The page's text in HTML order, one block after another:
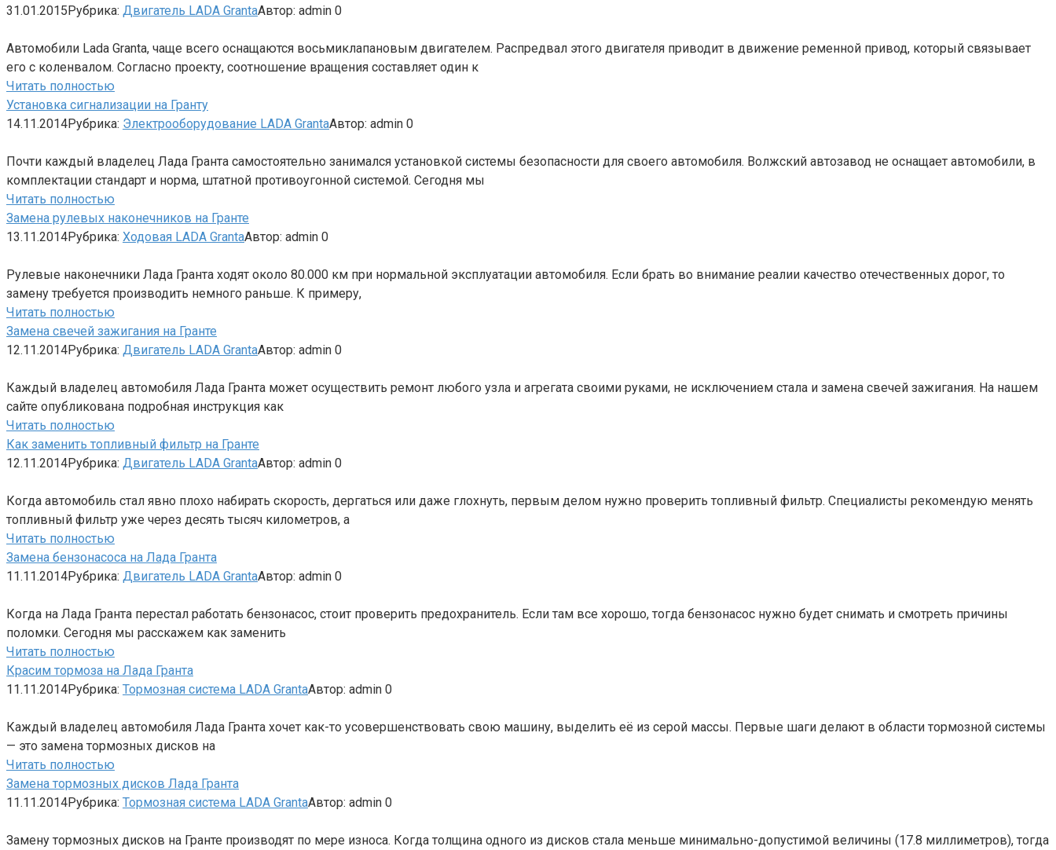
31.01.2015Рубрика: Двигатель LADA GrantaАвтор: admin 0
Автомобили Lada Granta, чаще всего оснащаются восьмиклапановым двигателем. Распредвал этого двигателя приводит в движение ременной привод, который связывает
его с коленвалом. Согласно проекту, соотношение вращения составляет один к
Читать полностью
Установка сигнализации на Гранту
14.11.2014Рубрика: Электрооборудование LADA GrantaАвтор: admin 0
Почти каждый владелец Лада Гранта самостоятельно занимался установкой системы безопасности для своего автомобиля. Волжский автозавод не оснащает автомобили, в
комплектации стандарт и норма, штатной противоугонной системой. Сегодня мы
Читать полностью
Замена рулевых наконечников на Гранте
13.11.2014Рубрика: Ходовая LADA GrantaАвтор: admin 0
Рулевые наконечники Лада Гранта ходят около 80.000 км при нормальной эксплуатации автомобиля. Если брать во внимание реалии качество отечественных дорог, то
замену требуется производить немного раньше. К примеру,
Читать полностью
Замена свечей зажигания на Гранте
12.11.2014Рубрика: Двигатель LADA GrantaАвтор: admin 0
Каждый владелец автомобиля Лада Гранта может осуществить ремонт любого узла и агрегата своими руками, не исключением стала и замена свечей зажигания. На нашем
сайте опубликована подробная инструкция как
Читать полностью
Как заменить топливный фильтр на Гранте
12.11.2014Рубрика: Двигатель LADA GrantaАвтор: admin 0
Когда автомобиль стал явно плохо набирать скорость, дергаться или даже глохнуть, первым делом нужно проверить топливный фильтр. Специалисты рекомендую менять
топливный фильтр уже через десять тысяч километров, а
Читать полностью
Замена бензонасоса на Лада Гранта
11.11.2014Рубрика: Двигатель LADA GrantaАвтор: admin 0
Когда на Лада Гранта перестал работать бензонасос, стоит проверить предохранитель. Если там все хорошо, тогда бензонасос нужно будет снимать и смотреть причины
поломки. Сегодня мы расскажем как заменить
Читать полностью
Красим тормоза на Лада Гранта
11.11.2014Рубрика: Тормозная система LADA GrantaАвтор: admin 0
Каждый владелец автомобиля Лада Гранта хочет как-то усовершенствовать свою машину, выделить её из серой массы. Первые шаги делают в области тормозной системы
— это замена тормозных дисков на
Читать полностью
Замена тормозных дисков Лада Гранта
11.11.2014Рубрика: Тормозная система LADA GrantaАвтор: admin 0
Замену тормозных дисков на Гранте производят по мере износа. Когда толщина одного из дисков стала меньше минимально-допустимой величины (17.8 миллиметров), тогда